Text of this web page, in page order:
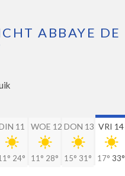
ABBAYE DE
11
24°
WOE 12
11° 28°
DON 13
15° 31°
VRI 14
17° 33°